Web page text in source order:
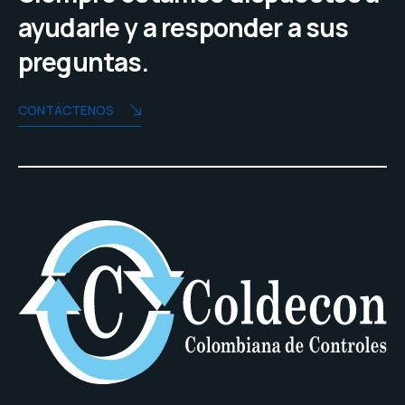
ayudarle y a responder a sus
preguntas.
CONTÁCTENOS